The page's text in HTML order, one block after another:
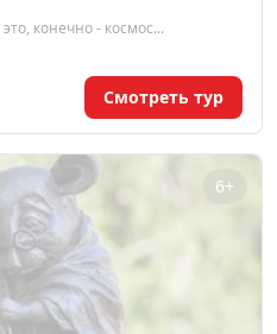
конечно - космос...
Смотреть тур
6+